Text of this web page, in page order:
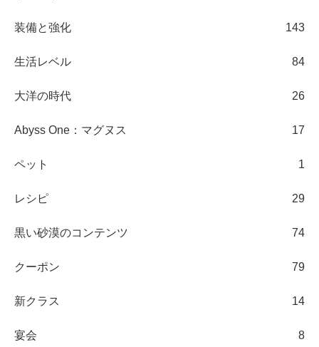
装備と強化 143
生活レベル 84
大洋の時代 26
Abyss One：マグヌス 17
ペット 1
レシピ 29
黒い砂漠のコンテンツ 74
クーポン 79
新クラス 14
宴会 8